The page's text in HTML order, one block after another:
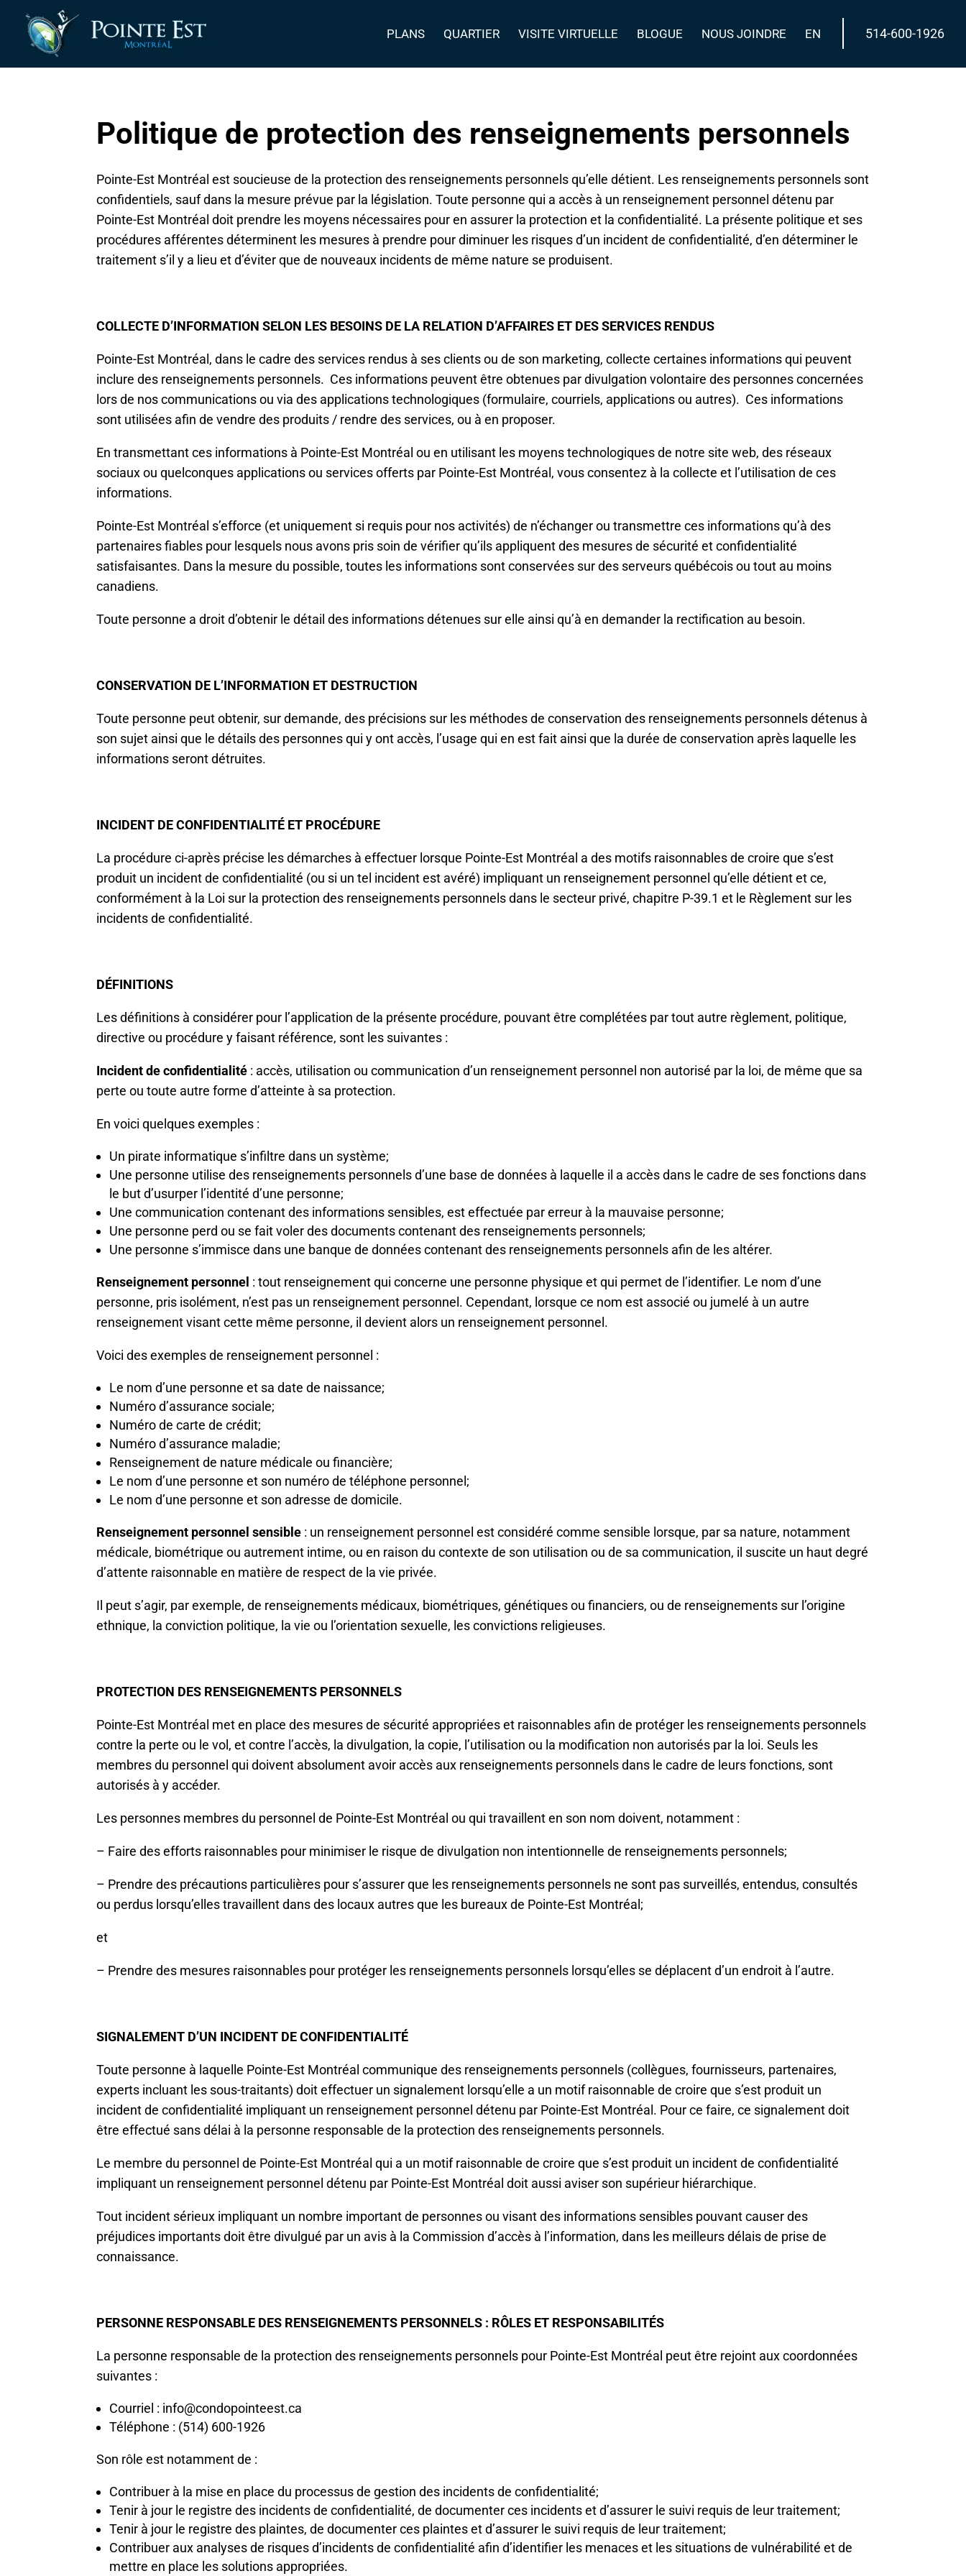
514-600-1926
PLANS QUARTIER VISITE VIRTUELLE BLOGUE NOUS JOINDRE EN
Politique de protection des renseignements personnels
Pointe-Est Montréal est soucieuse de la protection des renseignements personnels qu’elle détient. Les renseignements personnels sont
confidentiels, sauf dans la mesure prévue par la législation. Toute personne qui a accès à un renseignement personnel détenu par
Pointe-Est Montréal doit prendre les moyens nécessaires pour en assurer la protection et la confidentialité. La présente politique et ses
procédures afférentes déterminent les mesures à prendre pour diminuer les risques d’un incident de confidentialité, d’en déterminer le
traitement s’il y a lieu et d’éviter que de nouveaux incidents de même nature se produisent.
COLLECTE D’INFORMATION SELON LES BESOINS DE LA RELATION D’AFFAIRES ET DES SERVICES RENDUS
Pointe-Est Montréal, dans le cadre des services rendus à ses clients ou de son marketing, collecte certaines informations qui peuvent
inclure des renseignements personnels. Ces informations peuvent être obtenues par divulgation volontaire des personnes concernées
lors de nos communications ou via des applications technologiques (formulaire, courriels, applications ou autres). Ces informations
sont utilisées afin de vendre des produits / rendre des services, ou à en proposer.
En transmettant ces informations à Pointe-Est Montréal ou en utilisant les moyens technologiques de notre site web, des réseaux
sociaux ou quelconques applications ou services offerts par Pointe-Est Montréal, vous consentez à la collecte et l’utilisation de ces
informations.
Pointe-Est Montréal s’efforce (et uniquement si requis pour nos activités) de n’échanger ou transmettre ces informations qu’à des
partenaires fiables pour lesquels nous avons pris soin de vérifier qu’ils appliquent des mesures de sécurité et confidentialité
satisfaisantes. Dans la mesure du possible, toutes les informations sont conservées sur des serveurs québécois ou tout au moins
canadiens.
Toute personne a droit d’obtenir le détail des informations détenues sur elle ainsi qu’à en demander la rectification au besoin.
CONSERVATION DE L’INFORMATION ET DESTRUCTION
Toute personne peut obtenir, sur demande, des précisions sur les méthodes de conservation des renseignements personnels détenus à
son sujet ainsi que le détails des personnes qui y ont accès, l’usage qui en est fait ainsi que la durée de conservation après laquelle les
informations seront détruites.
INCIDENT DE CONFIDENTIALITÉ ET PROCÉDURE
La procédure ci-après précise les démarches à effectuer lorsque Pointe-Est Montréal a des motifs raisonnables de croire que s’est
produit un incident de confidentialité (ou si un tel incident est avéré) impliquant un renseignement personnel qu’elle détient et ce,
conformément à la Loi sur la protection des renseignements personnels dans le secteur privé, chapitre P-39.1 et le Règlement sur les
incidents de confidentialité.
DÉFINITIONS
Les définitions à considérer pour l’application de la présente procédure, pouvant être complétées par tout autre règlement, politique,
directive ou procédure y faisant référence, sont les suivantes :
Incident de confidentialité : accès, utilisation ou communication d’un renseignement personnel non autorisé par la loi, de même que sa
perte ou toute autre forme d’atteinte à sa protection.
En voici quelques exemples :
Un pirate informatique s’infiltre dans un système;
Une personne utilise des renseignements personnels d’une base de données à laquelle il a accès dans le cadre de ses fonctions dans
le but d’usurper l’identité d’une personne;
Une communication contenant des informations sensibles, est effectuée par erreur à la mauvaise personne;
Une personne perd ou se fait voler des documents contenant des renseignements personnels;
Une personne s’immisce dans une banque de données contenant des renseignements personnels afin de les altérer.
Renseignement personnel : tout renseignement qui concerne une personne physique et qui permet de l’identifier. Le nom d’une
personne, pris isolément, n’est pas un renseignement personnel. Cependant, lorsque ce nom est associé ou jumelé à un autre
renseignement visant cette même personne, il devient alors un renseignement personnel.
Voici des exemples de renseignement personnel :
Le nom d’une personne et sa date de naissance;
Numéro d’assurance sociale;
Numéro de carte de crédit;
Numéro d’assurance maladie;
Renseignement de nature médicale ou financière;
Le nom d’une personne et son numéro de téléphone personnel;
Le nom d’une personne et son adresse de domicile.
Renseignement personnel sensible : un renseignement personnel est considéré comme sensible lorsque, par sa nature, notamment
médicale, biométrique ou autrement intime, ou en raison du contexte de son utilisation ou de sa communication, il suscite un haut degré
d’attente raisonnable en matière de respect de la vie privée.
Il peut s’agir, par exemple, de renseignements médicaux, biométriques, génétiques ou financiers, ou de renseignements sur l’origine
ethnique, la conviction politique, la vie ou l’orientation sexuelle, les convictions religieuses.
PROTECTION DES RENSEIGNEMENTS PERSONNELS
Pointe-Est Montréal met en place des mesures de sécurité appropriées et raisonnables afin de protéger les renseignements personnels
contre la perte ou le vol, et contre l’accès, la divulgation, la copie, l’utilisation ou la modification non autorisés par la loi. Seuls les
membres du personnel qui doivent absolument avoir accès aux renseignements personnels dans le cadre de leurs fonctions, sont
autorisés à y accéder.
Les personnes membres du personnel de Pointe-Est Montréal ou qui travaillent en son nom doivent, notamment :
– Faire des efforts raisonnables pour minimiser le risque de divulgation non intentionnelle de renseignements personnels;
– Prendre des précautions particulières pour s’assurer que les renseignements personnels ne sont pas surveillés, entendus, consultés
ou perdus lorsqu’elles travaillent dans des locaux autres que les bureaux de Pointe-Est Montréal;
et
– Prendre des mesures raisonnables pour protéger les renseignements personnels lorsqu’elles se déplacent d’un endroit à l’autre.
SIGNALEMENT D’UN INCIDENT DE CONFIDENTIALITÉ
Toute personne à laquelle Pointe-Est Montréal communique des renseignements personnels (collègues, fournisseurs, partenaires,
experts incluant les sous-traitants) doit effectuer un signalement lorsqu’elle a un motif raisonnable de croire que s’est produit un
incident de confidentialité impliquant un renseignement personnel détenu par Pointe-Est Montréal. Pour ce faire, ce signalement doit
être effectué sans délai à la personne responsable de la protection des renseignements personnels.
Le membre du personnel de Pointe-Est Montréal qui a un motif raisonnable de croire que s’est produit un incident de confidentialité
impliquant un renseignement personnel détenu par Pointe-Est Montréal doit aussi aviser son supérieur hiérarchique.
Tout incident sérieux impliquant un nombre important de personnes ou visant des informations sensibles pouvant causer des
préjudices importants doit être divulgué par un avis à la Commission d’accès à l’information, dans les meilleurs délais de prise de
connaissance.
PERSONNE RESPONSABLE DES RENSEIGNEMENTS PERSONNELS : RÔLES ET RESPONSABILITÉS
La personne responsable de la protection des renseignements personnels pour Pointe-Est Montréal peut être rejoint aux coordonnées
suivantes :
Courriel : info@condopointeest.ca
Téléphone : (514) 600-1926
Son rôle est notamment de :
Contribuer à la mise en place du processus de gestion des incidents de confidentialité;
Tenir à jour le registre des incidents de confidentialité, de documenter ces incidents et d’assurer le suivi requis de leur traitement;
Tenir à jour le registre des plaintes, de documenter ces plaintes et d’assurer le suivi requis de leur traitement;
Contribuer aux analyses de risques d’incidents de confidentialité afin d’identifier les menaces et les situations de vulnérabilité et de
mettre en place les solutions appropriées.